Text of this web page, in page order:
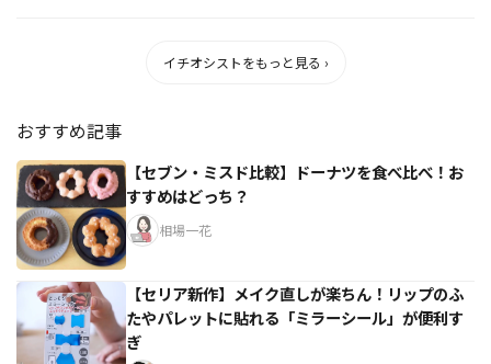
イチオシストをもっと見る ›
おすすめ記事
【セブン・ミスド比較】ドーナツを食べ比べ！お
すすめはどっち？
相場一花
【セリア新作】メイク直しが楽ちん！リップのふ
たやパレットに貼れる「ミラーシール」が便利す
ぎ